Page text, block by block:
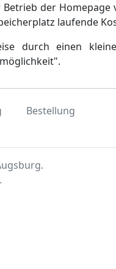
der Homepage
laufende
durch einen
Bestellung